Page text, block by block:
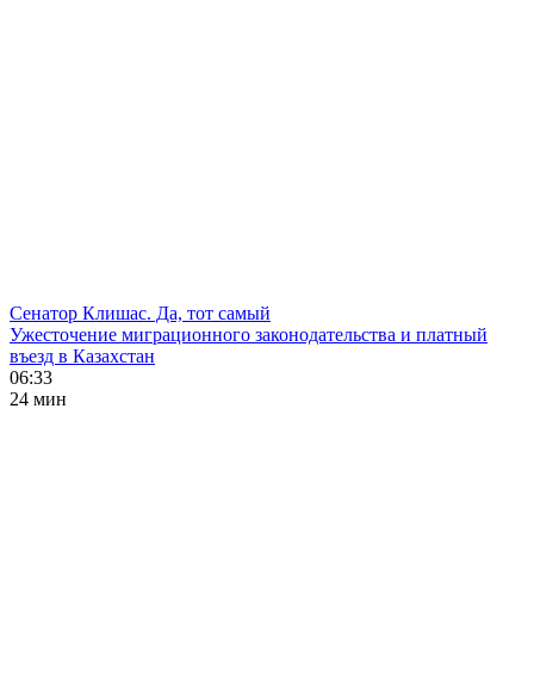
Сенатор Клишас. Да, тот самый
Ужесточение миграционного законодательства и платный
въезд в Казахстан
06:33
24 мин